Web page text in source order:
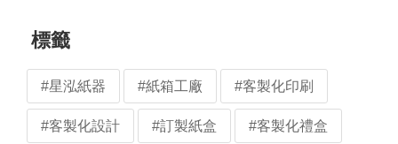
標籤
#星泓紙器 #紙箱工廠 #客製化印刷
#客製化設計 #訂製紙盒 #客製化禮盒